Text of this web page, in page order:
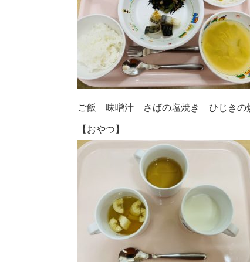
ご飯 味噌汁 さばの塩焼き ひじきの
【おやつ】